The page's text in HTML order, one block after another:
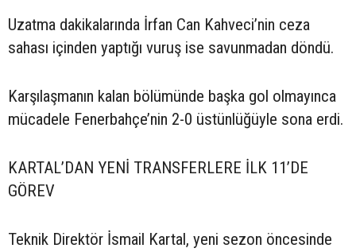
Uzatma dakikalarında İrfan Can Kahveci’nin ceza
sahası içinden yaptığı vuruş ise savunmadan döndü.
Karşılaşmanın kalan bölümünde başka gol olmayınca
mücadele Fenerbahçe’nin 2-0 üstünlüğüyle sona erdi.
KARTAL’DAN YENİ TRANSFERLERE İLK 11’DE
GÖREV
Teknik Direktör İsmail Kartal, yeni sezon öncesinde